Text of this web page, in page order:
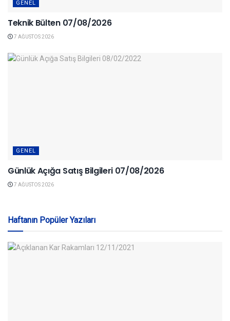
GENEL
Teknik Bülten 07/08/2026
7 AĞUSTOS 2026
GENEL
Günlük Açığa Satış Bilgileri 07/08/2026
7 AĞUSTOS 2026
Haftanın Popüler Yazıları